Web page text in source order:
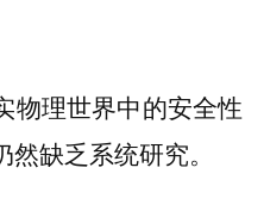
物理世界中的安全性
缺乏系统研究。